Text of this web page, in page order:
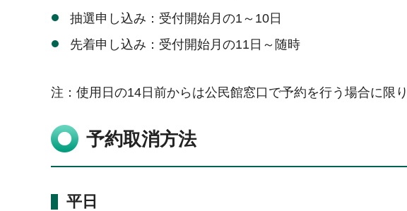
抽選申し込み：受付開始月の1～10日
先着申し込み：受付開始月の11日～随時
注：使用日の14日前からは公民館窓口で予約を行う場合に限
予約取消方法
平日